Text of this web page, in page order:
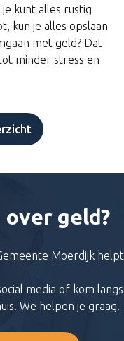
kunt alles rustig
kun je alles opslaan
met geld? Dat
minder stress en
geld?
Moerdijk helpt
media of kom langs
We helpen je graag!